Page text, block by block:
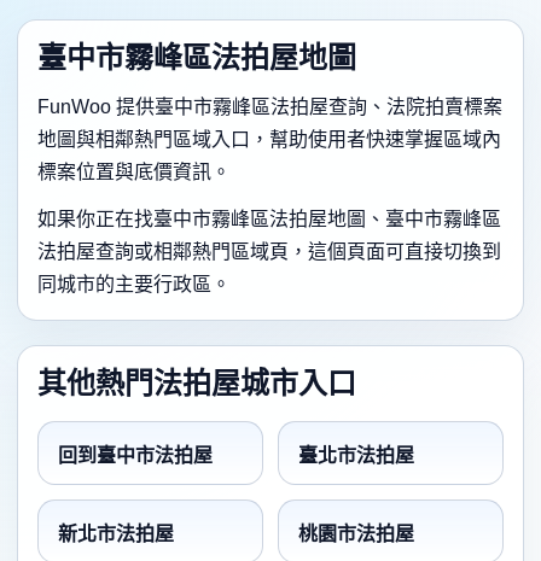
臺中市霧峰區法拍屋地圖
FunWoo 提供臺中市霧峰區法拍屋查詢、法院拍賣標案
地圖與相鄰熱門區域入口，幫助使用者快速掌握區域內
標案位置與底價資訊。
如果你正在找臺中市霧峰區法拍屋地圖、臺中市霧峰區
法拍屋查詢或相鄰熱門區域頁，這個頁面可直接切換到
同城市的主要行政區。
其他熱門法拍屋城市入口
回到臺中市法拍屋 臺北市法拍屋
新北市法拍屋 桃園市法拍屋